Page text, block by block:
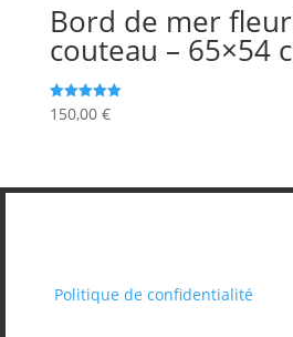
Bord de mer
couteau – 65×54
Note
5.00
150,00 €
Politique de confidentialité